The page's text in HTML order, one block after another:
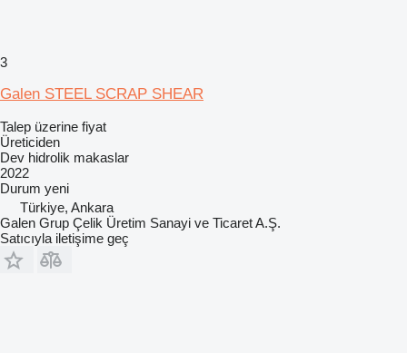
3
Galen STEEL SCRAP SHEAR
Talep üzerine fiyat
Üreticiden
Dev hidrolik makaslar
2022
Durum yeni
Türkiye, Ankara
Galen Grup Çelik Üretim Sanayi ve Ticaret A.Ş.
Satıcıyla iletişime geç